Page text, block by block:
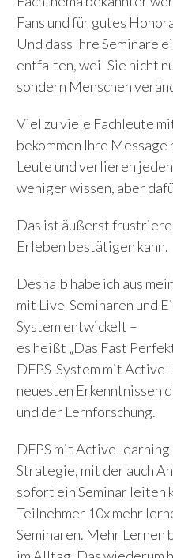
Fans und für gutes
Und dass Ihre Seminare
entfalten, weil Sie nicht
sondern Menschen
Viel zu viele Fachleute
bekommen Ihre
Leute und verlieren
weniger wissen, aber
Das ist äußerst
Erleben bestätigen kann.
Deshalb habe ich aus
mit Live-Seminaren und
System entwickelt –
es heißt „Das Fast
DFPS-System mit
neuesten Erkenntnissen
und der Lernforschung.
DFPS mit
Strategie, mit der auch
sofort ein Seminar leiten
Teilnehmer 10x mehr
Seminaren. Mehr Lernen